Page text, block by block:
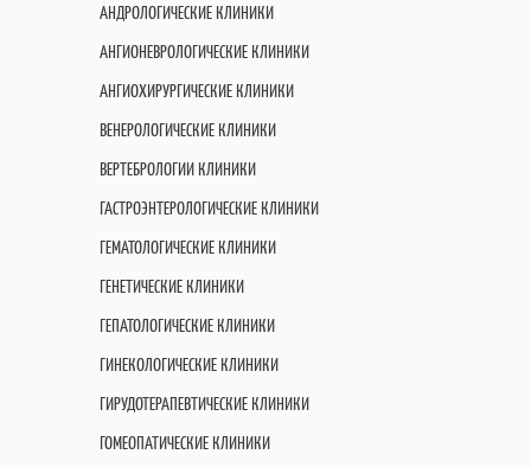
АНДРОЛОГИЧЕСКИЕ КЛИНИКИ
АНГИОНЕВРОЛОГИЧЕСКИЕ КЛИНИКИ
АНГИОХИРУРГИЧЕСКИЕ КЛИНИКИ
ВЕНЕРОЛОГИЧЕСКИЕ КЛИНИКИ
ВЕРТЕБРОЛОГИИ КЛИНИКИ
ГАСТРОЭНТЕРОЛОГИЧЕСКИЕ КЛИНИКИ
ГЕМАТОЛОГИЧЕСКИЕ КЛИНИКИ
ГЕНЕТИЧЕСКИЕ КЛИНИКИ
ГЕПАТОЛОГИЧЕСКИЕ КЛИНИКИ
ГИНЕКОЛОГИЧЕСКИЕ КЛИНИКИ
ГИРУДОТЕРАПЕВТИЧЕСКИЕ КЛИНИКИ
ГОМЕОПАТИЧЕСКИЕ КЛИНИКИ